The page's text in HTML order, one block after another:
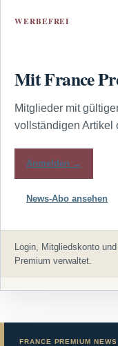
WERBEFREI
Mit France
Mitglieder mit
vollständigen Artikel
Anmelden →
News-Abo ansehen
Login, Mitgliedskonto
Premium verwaltet.
FRANCE PREMIUM NEWS